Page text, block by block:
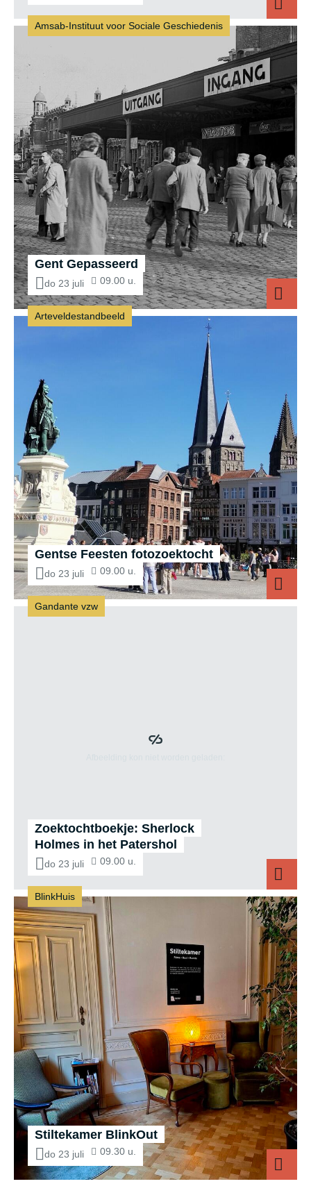
Gent Gepasseerd
do 23 juli 09.00 u.
Amsab-Instituut voor Sociale Geschiedenis
Gent Gepasseerd
Gentse Feesten fotozoektocht
do 23 juli 09.00 u.
Arteveldestandbeeld
Zoektochtboekje: Sherlock
Holmes in het Patershol
do 23 juli 09.00 u.
Gandante vzw
Stiltekamer BlinkOut
do 23 juli 09.30 u.
BlinkHuis